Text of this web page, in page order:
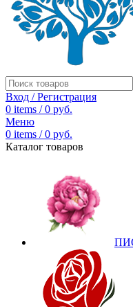
Вход / Регистрация
0 items / 0 руб.
Меню
0 items / 0 руб.
Каталог товаров